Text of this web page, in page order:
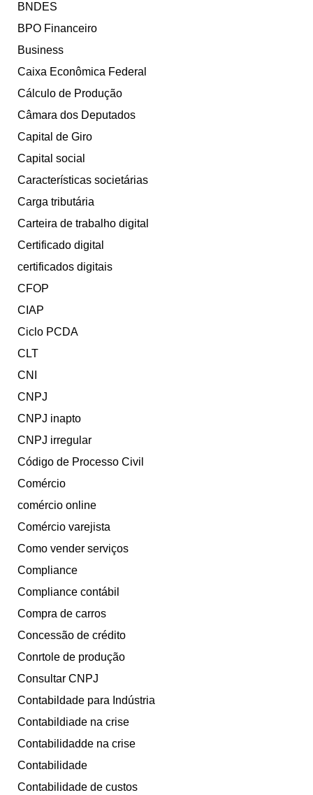
BNDES
BPO Financeiro
Business
Caixa Econômica Federal
Cálculo de Produção
Câmara dos Deputados
Capital de Giro
Capital social
Características societárias
Carga tributária
Carteira de trabalho digital
Certificado digital
certificados digitais
CFOP
CIAP
Ciclo PCDA
CLT
CNI
CNPJ
CNPJ inapto
CNPJ irregular
Código de Processo Civil
Comércio
comércio online
Comércio varejista
Como vender serviços
Compliance
Compliance contábil
Compra de carros
Concessão de crédito
Conrtole de produção
Consultar CNPJ
Contabildade para Indústria
Contabildiade na crise
Contabilidadde na crise
Contabilidade
Contabilidade de custos